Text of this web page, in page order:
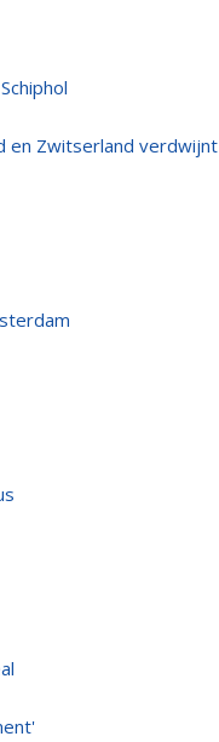
en Zwitserland verdwijnt